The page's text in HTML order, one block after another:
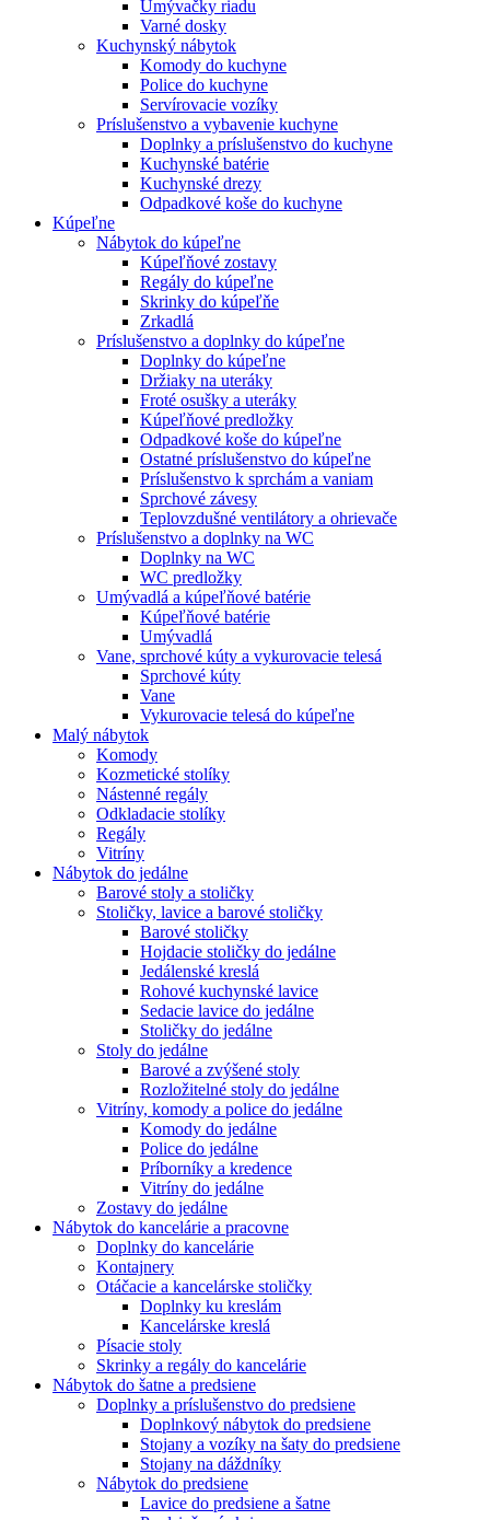
Umývačky riadu
Varné dosky
Kuchynský nábytok
Komody do kuchyne
Police do kuchyne
Servírovacie vozíky
Príslušenstvo a vybavenie kuchyne
Doplnky a príslušenstvo do kuchyne
Kuchynské batérie
Kuchynské drezy
Odpadkové koše do kuchyne
Kúpeľne
Nábytok do kúpeľne
Kúpeľňové zostavy
Regály do kúpeľne
Skrinky do kúpeľňe
Zrkadlá
Príslušenstvo a doplnky do kúpeľne
Doplnky do kúpeľne
Držiaky na uteráky
Froté osušky a uteráky
Kúpeľňové predložky
Odpadkové koše do kúpeľne
Ostatné príslušenstvo do kúpeľne
Príslušenstvo k sprchám a vaniam
Sprchové závesy
Teplovzdušné ventilátory a ohrievače
Príslušenstvo a doplnky na WC
Doplnky na WC
WC predložky
Umývadlá a kúpeľňové batérie
Kúpeľňové batérie
Umývadlá
Vane, sprchové kúty a vykurovacie telesá
Sprchové kúty
Vane
Vykurovacie telesá do kúpeľne
Malý nábytok
Komody
Kozmetické stolíky
Nástenné regály
Odkladacie stolíky
Regály
Vitríny
Nábytok do jedálne
Barové stoly a stoličky
Stoličky, lavice a barové stoličky
Barové stoličky
Hojdacie stoličky do jedálne
Jedálenské kreslá
Rohové kuchynské lavice
Sedacie lavice do jedálne
Stoličky do jedálne
Stoly do jedálne
Barové a zvýšené stoly
Rozložitelné stoly do jedálne
Vitríny, komody a police do jedálne
Komody do jedálne
Police do jedálne
Príborníky a kredence
Vitríny do jedálne
Zostavy do jedálne
Nábytok do kancelárie a pracovne
Doplnky do kancelárie
Kontajnery
Otáčacie a kancelárske stoličky
Doplnky ku kreslám
Kancelárske kreslá
Písacie stoly
Skrinky a regály do kancelárie
Nábytok do šatne a predsiene
Doplnky a príslušenstvo do predsiene
Doplnkový nábytok do predsiene
Stojany a vozíky na šaty do predsiene
Stojany na dáždníky
Nábytok do predsiene
Lavice do predsiene a šatne